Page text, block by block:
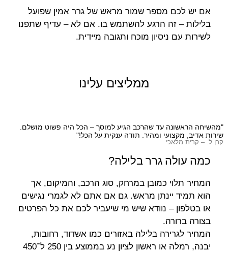
אם יש לכם מספר שמור מראש של גרר אמין שפועל
בלילות – זה הרגע להשתמש בו. אם לא – עדיף שתפנו
לשירות עם ניסיון מוכח ותגובה מיידית.
ממליצים עלינו
"מהשיחה הראשונה עד שהרכב הגיע למוסך – הכל היה פשוט מושלם.
שירות אדיב, מקצועי ומהיר. תודה ענקית על הכל!"
קרן ל. – קרית מלאכי
כמה עולה גרר בלילה?
המחיר תלוי כמובן במרחק, סוג הרכב, והמיקום, אך
הוא תמיד יינתן מראש. גם אם אתם לא לגמרי נגישים
או בטלפון – נוודא שיש מי שיעביר לכם את כל הפרטים
בצורה ברורה.
המחיר לגרירה בלילה באזורים כמו אשדוד, רחובות,
יבנה, רמלה או ראשון לציון נע בממוצע בין 250 ל־450